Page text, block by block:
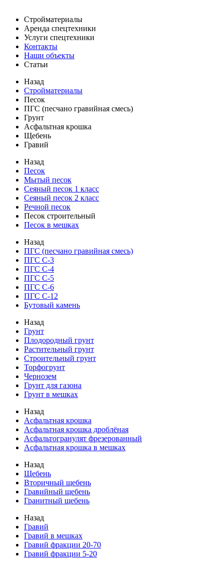
Стройматериалы
Аренда спецтехники
Услуги спецтехники
Контакты
Наши объекты
Статьи
Назад
Стройматериалы
Песок
ПГС (песчано гравийная смесь)
Грунт
Асфальтная крошка
Щебень
Гравий
Назад
Песок
Мытый песок
Сеяный песок 1 класс
Сеяный песок 2 класс
Речной песок
Песок строительный
Песок в мешках
Назад
ПГС (песчано гравийная смесь)
ПГС С-3
ПГС С-4
ПГС С-5
ПГС С-6
ПГС С-12
Бутовый камень
Назад
Грунт
Плодородный грунт
Растительный грунт
Строительный грунт
Торфогрунт
Чернозем
Грунт для газона
Грунт в мешках
Назад
Асфальтная крошка
Асфальтная крошка дроблёная
Асфальтогранулят фрезерованный
Асфальтная крошка в мешках
Назад
Щебень
Вторичный щебень
Гравийный щебень
Гранитный щебень
Назад
Гравий
Гравий в мешках
Гравий фракции 20-70
Гравий фракции 5-20